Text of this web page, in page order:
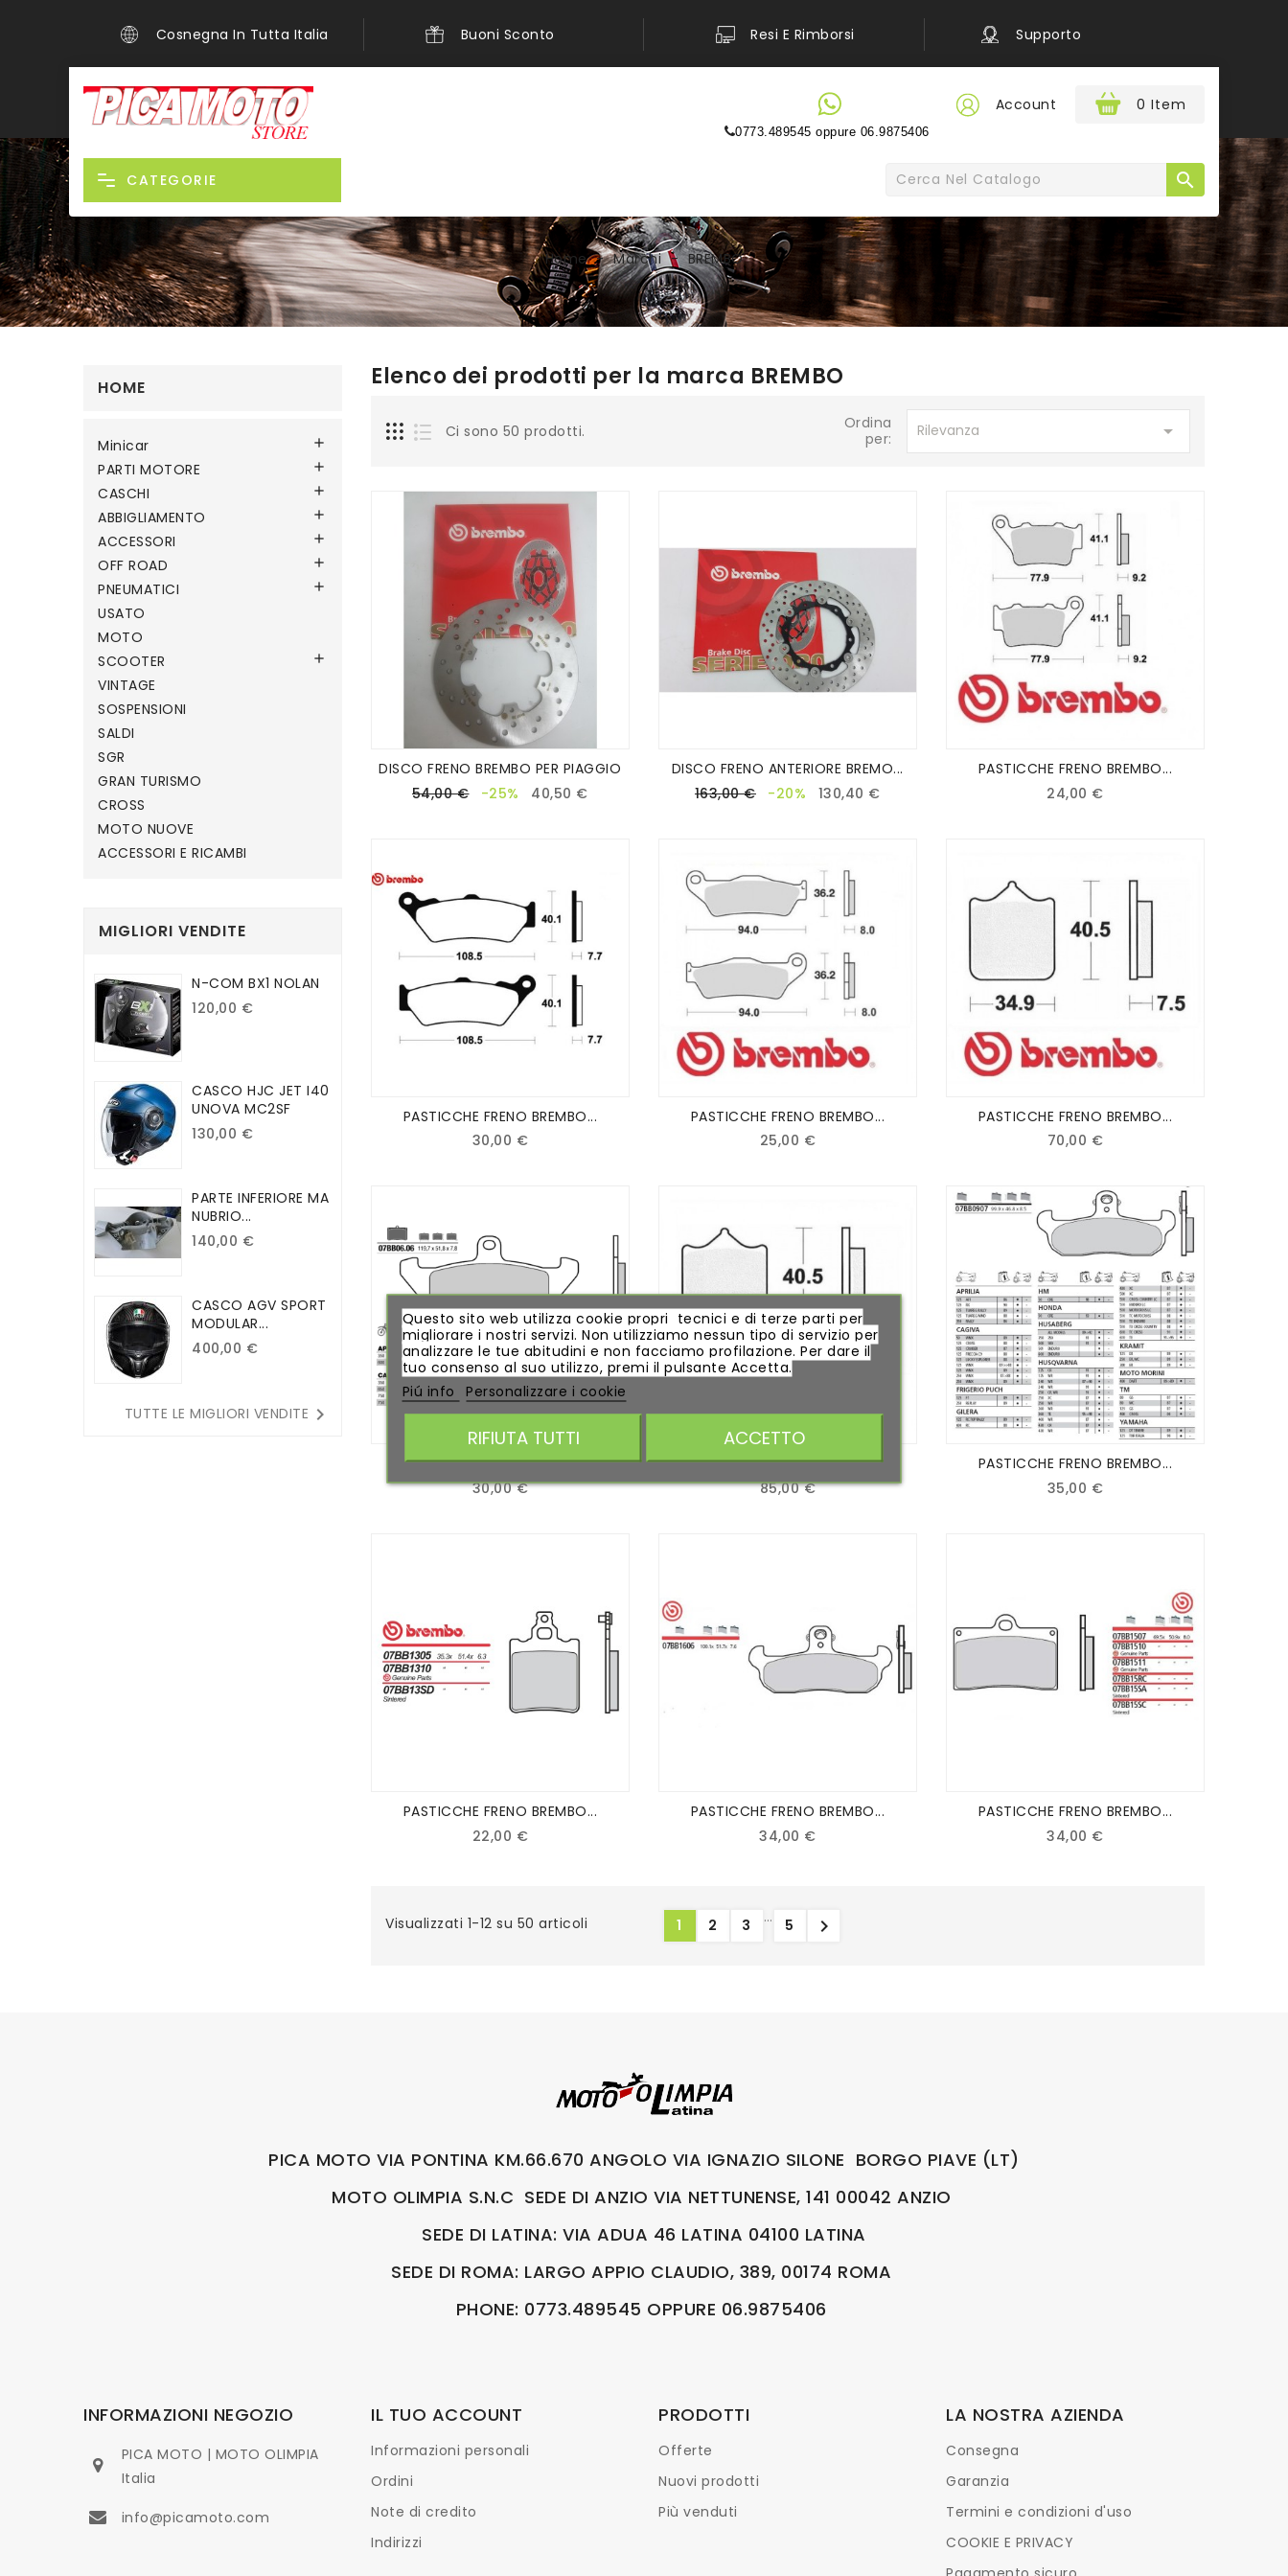
Cosnegna In Tutta Italia Buoni Sconto Resi E Rimborsi Supporto
0 Item
Account
0773.489545 oppure 06.9875406
CATEGORIE 
Home Marchi BREMBO
HOME
Minicar 
PARTI MOTORE 
CASCHI 
ABBIGLIAMENTO 
ACCESSORI 
OFF ROAD 
PNEUMATICI 
USATO
MOTO
SCOOTER

VINTAGE
SOSPENSIONI
SALDI
SGR
GRAN TURISMO
CROSS
MOTO NUOVE
ACCESSORI E RICAMBI
MIGLIORI VENDITE
N-COM BX1 NOLAN
120,00 €
CASCO HJC JET I40
UNOVA MC2SF
130,00 €
PARTE INFERIORE MA
NUBRIO...
140,00 €
CASCO AGV SPORT
MODULAR...
400,00 €
TUTTE LE MIGLIORI VENDITE 
Elenco dei prodotti per la marca BREMBO
Ci sono 50 prodotti.
Ordina
per:
Rilevanza 
DISCO FRENO BREMBO PER PIAGGIO
54,00 €
-25% 40,50 €
DISCO FRENO ANTERIORE BREMO...
163,00 €
-20% 130,40 €
PASTICCHE FRENO BREMBO...
24,00 €
PASTICCHE FRENO BREMBO...
30,00 €
PASTICCHE FRENO BREMBO...
25,00 €
PASTICCHE FRENO BREMBO...
70,00 €
PASTICCHE FRENO BREMBO...
30,00 €
PASTICCHE FRENO BREMBO...
85,00 €
PASTICCHE FRENO BREMBO...
35,00 €
PASTICCHE FRENO BREMBO...
22,00 €
PASTICCHE FRENO BREMBO...
34,00 €
PASTICCHE FRENO BREMBO...
34,00 €
Visualizzati 1-12 su 50 articoli 1 2 3 … 5 
PICA MOTO VIA PONTINA KM.66.670 ANGOLO VIA IGNAZIO SILONE BORGO PIAVE (LT)
MOTO OLIMPIA S.N.C SEDE DI ANZIO VIA NETTUNENSE, 141 00042 ANZIO
SEDE DI LATINA: VIA ADUA 46 LATINA 04100 LATINA
SEDE DI ROMA: LARGO APPIO CLAUDIO, 389, 00174 ROMA
PHONE: 0773.489545 OPPURE 06.9875406
INFORMAZIONI NEGOZIO
PICA MOTO | MOTO OLIMPIA
Italia
info@picamoto.com
IL TUO ACCOUNT
Informazioni personali
Ordini
Note di credito
Indirizzi
PRODOTTI
Offerte
Nuovi prodotti
Più venduti
LA NOSTRA AZIENDA
Consegna
Garanzia
Termini e condizioni d'uso
COOKIE E PRIVACY
Questo sito web utilizza cookie propri tecnici e di terze parti per
migliorare i nostri servizi. Non utilizziamo nessun tipo di servizio per
analizzare le tue abitudini e non facciamo profilazione. Per dare il
tuo consenso al suo utilizzo, premi il pulsante Accetta.
Piú info
Personalizzare i cookie
RIFIUTA TUTTI ACCETTO